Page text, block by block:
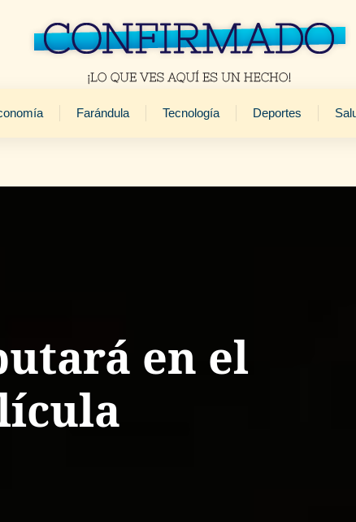
Farándula Tecnología Deportes
en el